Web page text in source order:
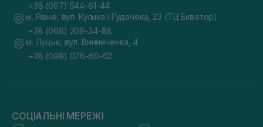
+38 (097) 544-61-44
м. Рівне, вул. Кулика і Гудачека, 23 (ТЦ Екватор)
+38 (068) 209-34-88
м. Луцьк, вул. Винниченка, 4
+38 (098) 076-60-62
СОЦІАЛЬНІ МЕРЕЖІ